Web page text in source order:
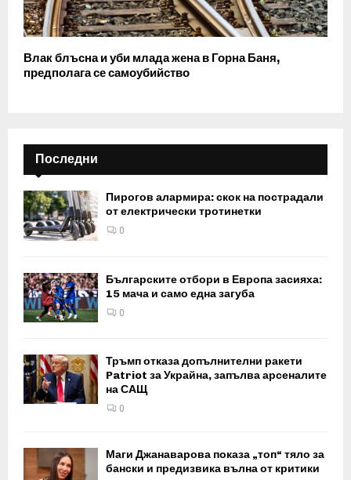
Влак блъсна и уби млада жена в Горна Баня,
предполага се самоубийство
Последни
Пирогов алармира: скок на пострадали
от електрически тротинетки
0
Българските отбори в Европа засияха:
15 мача и само една загуба
0
Тръмп отказа допълнителни ракети
Patriot за Украйна, запълва арсеналите
на САЩ
0
Маги Джанаварова показа „топ“ тяло за
бански и предизвика вълна от критики